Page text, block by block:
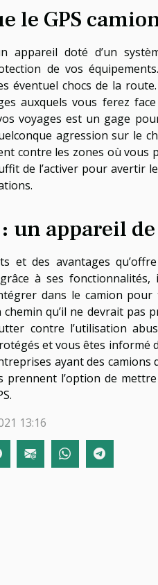
le GPS
appareil doté d’un
de vos
éventuel chocs de la
auxquels vous ferez
voyages est un gage
agression sur le
contre les zones où vous
de l’activer pour avertir
: un appareil
et des avantages
à ses
dans le camion
qu’il ne devrait pas
contre l’utilisation
et vous êtes informé
ayant des
prennent l’option de
13:16